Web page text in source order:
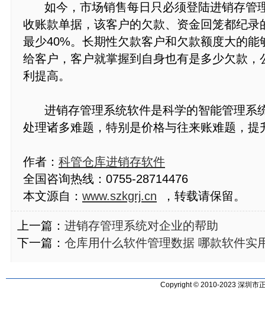
如今，市场销售每日只必须登陆进销存管
收账款单据，该客户的欠款、资金回笼都纪
最少40%。长期性欠款客户和欠款额度大的
给客户，客户就掌握到自身也有是多少欠款
利提高。
进销存管理系统软件是科学的智能管理系
处理诸多难题，特别是价格与往来账难题，
作者： 科管仓库进销存软件
全国咨询热线：0755-28714476
本文源自： www.szkgrj.cn ，转载请保留。
上一篇： 进销存管理系统对企业的帮助
下一篇： 仓库用什么软件管理数据 哪款软件实
Copyright © 2010-2023 深圳市